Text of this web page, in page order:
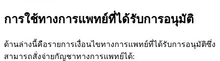
การใช้ทางการแพทย์ที่ได้รับการอนุมัติ
ด้านล่างนี้คือรายการเงื่อนไขทางการแพทย์ที่ได้รับการอนุมัติซึ่ง
สามารถสั่งจ่ายกัญชาทางการแพทย์ได้: